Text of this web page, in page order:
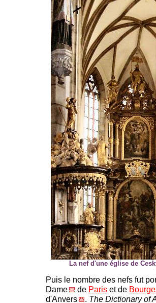
La nef d'une église de
Puis le nombre des nefs fut
Dame
de Paris et de
d'Anvers
. The Dictionary of